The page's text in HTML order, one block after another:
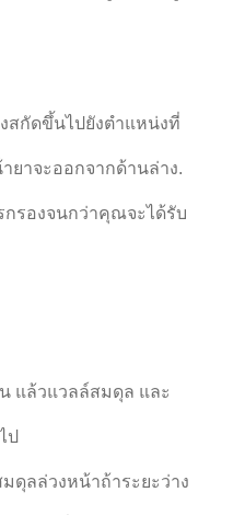
สกัดขึ้นไปยังตําแหน่งที่
ยาจะออกจากด้านล่าง.
รองจนกว่าคุณจะได้รับ
แล้วแวลล์สมดุล และ
ป
ดุลล่วงหน้าถ้าระยะว่าง